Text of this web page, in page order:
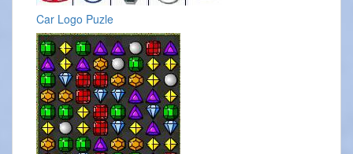
Car Logo Puzle